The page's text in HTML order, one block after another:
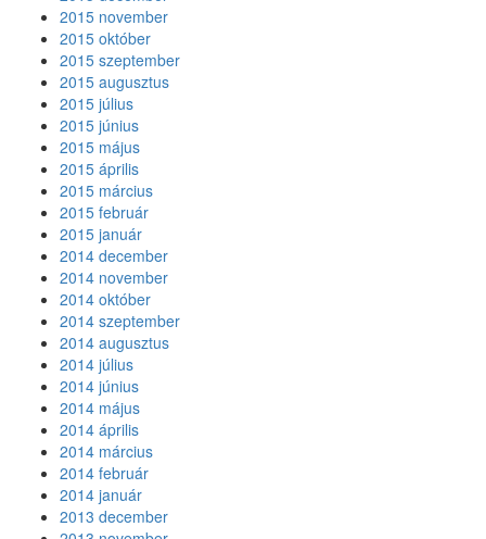
2015 november
2015 október
2015 szeptember
2015 augusztus
2015 július
2015 június
2015 május
2015 április
2015 március
2015 február
2015 január
2014 december
2014 november
2014 október
2014 szeptember
2014 augusztus
2014 július
2014 június
2014 május
2014 április
2014 március
2014 február
2014 január
2013 december